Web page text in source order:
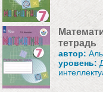
тетрадь
автор:
уровень: